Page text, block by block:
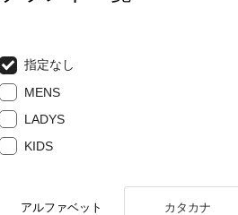
指定なし
MENS
LADYS
KIDS
アルファベット カタカナ